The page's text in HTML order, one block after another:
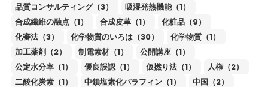
品質コンサルティング（3）
吸湿発熱機能（1）
合成繊維の融点（1）
合成皮革（1）
化粧品（9）
化審法（3）
化学物質のいろは（30）
化学物質（1）
加工薬剤（2）
制電素材（1）
公開講座（1）
公定水分率（1）
優良誤認（1） 仮撚り法（1）
人権（2）
二酸化炭素（1）
中鎖塩素化パラフィン（1）
中国（2）